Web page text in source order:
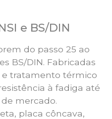
e BS/DIN
do passo 25 ao
BS/DIN. Fabricadas
tratamento térmico
à fadiga até
mercado.
placa côncava,